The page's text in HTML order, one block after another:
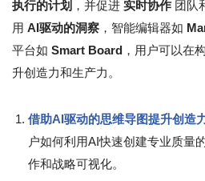
执行的计划 ，并促进 实时协作 团队
用 AI驱动的洞察 ，智能编辑器如
平台如 Smart Board ，用户可以在
升创造力和生产力。
借助AI驱动的思维导图提升创造
户如何利用AI快速创建专业质量
作和战略可视化。